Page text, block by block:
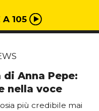
A 105
di Anna Pepe:
nella voce
più credibile mai